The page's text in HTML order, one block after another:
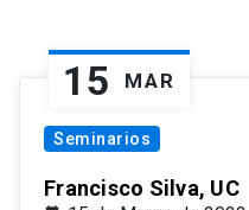
15 MAR
Seminarios
Francisco Silva, UC